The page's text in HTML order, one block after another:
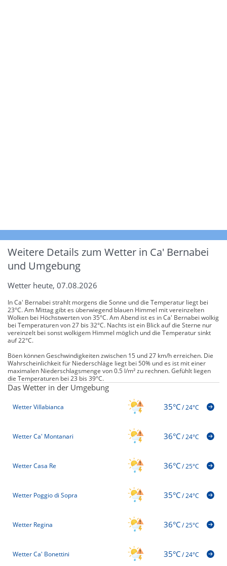
Weitere Details zum Wetter in Ca' Bernabei
und Umgebung
Wetter heute, 07.08.2026
In Ca' Bernabei strahlt morgens die Sonne und die Temperatur liegt bei
23°C. Am Mittag gibt es überwiegend blauen Himmel mit vereinzelten
Wolken bei Höchstwerten von 35°C. Am Abend ist es in Ca' Bernabei wolkig
bei Temperaturen von 27 bis 32°C. Nachts ist ein Blick auf die Sterne nur
vereinzelt bei sonst wolkigem Himmel möglich und die Temperatur sinkt
auf 22°C.
Böen können Geschwindigkeiten zwischen 15 und 27 km/h erreichen. Die
Wahrscheinlichkeit für Niederschläge liegt bei 50% und es ist mit einer
maximalen Niederschlagsmenge von 0.5 l/m² zu rechnen. Gefühlt liegen
die Temperaturen bei 23 bis 39°C.
Das Wetter in der Umgebung
Wetter Villabianca 35°C/24°C
Wetter Ca' Montanari 36°C/24°C
Wetter Casa Re 36°C/25°C
Wetter Poggio di Sopra 35°C/24°C
Wetter Regina 36°C/25°C
Wetter Ca' Bonettini 35°C/24°C